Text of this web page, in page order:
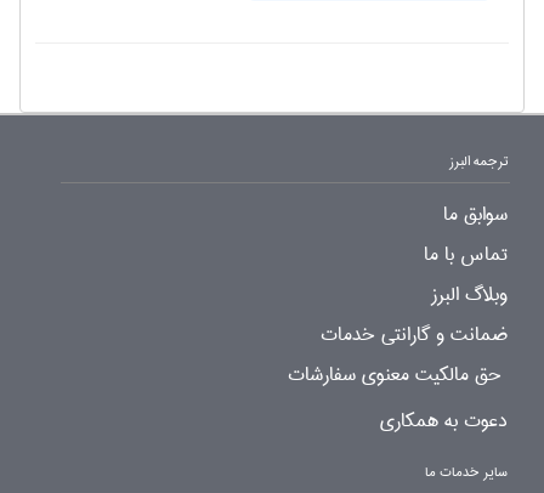
ترجمه البرز
سوابق ما
تماس با ما
وبلاگ البرز
ضمانت و گارانتی خدمات
حق مالکیت معنوی سفارشات
دعوت به همکاری
سایر خدمات ما